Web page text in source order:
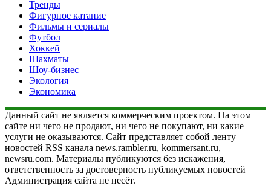
Тренды
Фигурное катание
Фильмы и сериалы
Футбол
Хоккей
Шахматы
Шоу-бизнес
Экология
Экономика
Данный сайт не является коммерческим проектом. На этом
сайте ни чего не продают, ни чего не покупают, ни какие
услуги не оказываются. Сайт представляет собой ленту
новостей RSS канала news.rambler.ru, kommersant.ru,
newsru.com. Материалы публикуются без искажения,
ответственность за достоверность публикуемых новостей
Администрация сайта не несёт.